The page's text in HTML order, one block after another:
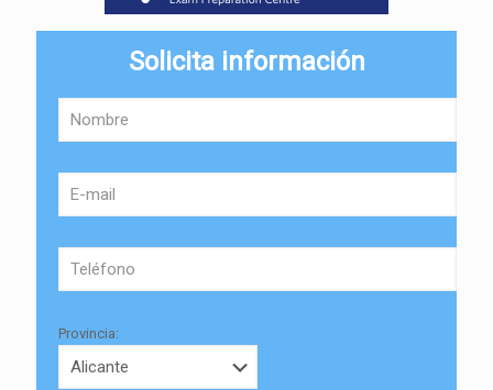
Solicita información
Provincia: